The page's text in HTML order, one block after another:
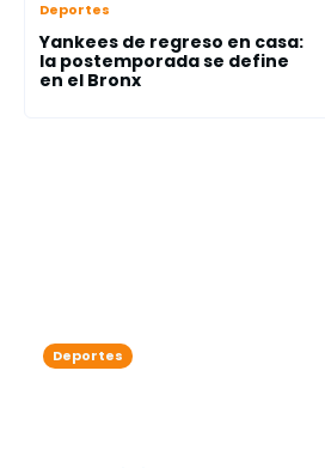
Deportes
Yankees de regreso en casa:
la postemporada se define
en el Bronx
Deportes